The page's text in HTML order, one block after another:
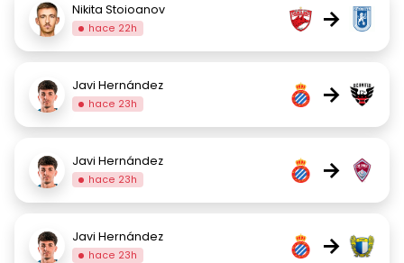
Nikita Stoioanov
hace 22h →
Javi Hernández
hace 23h →
Javi Hernández
hace 23h →
Javi Hernández
hace 23h →